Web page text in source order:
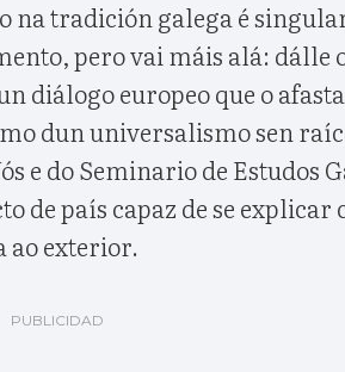
na tradición galega é
pero vai máis alá: dálle
diálogo europeo que o
dun universalismo sen
e do Seminario de Estudos
de país capaz de se explicar
ao exterior.